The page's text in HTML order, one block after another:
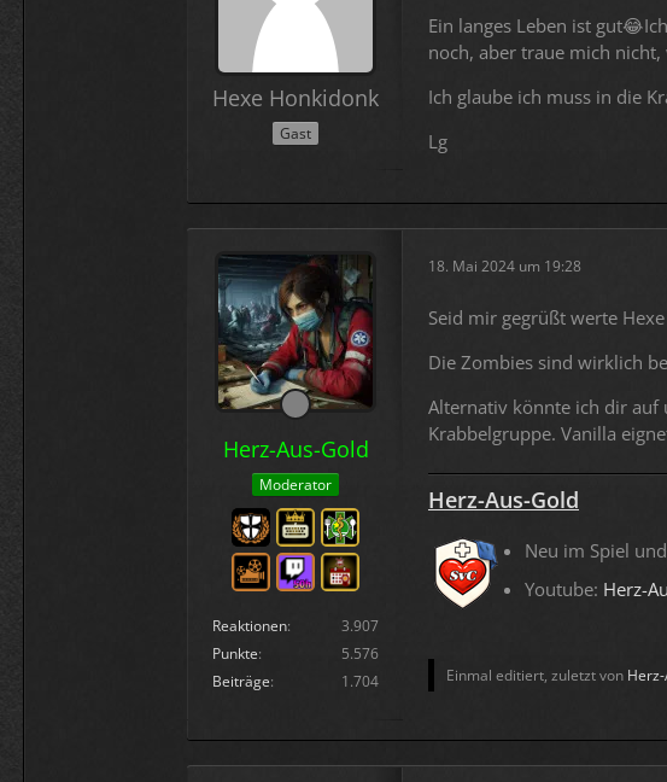
Hexe Honkidonk
Gast
Ein langes Leben ist
noch, aber traue mich nicht,
Ich glaube ich muss in die
Lg
Herz-Aus-Gold
Moderator
Reaktionen
3.907
Punkte
5.576
Beiträge
1.704
18. Mai 2024 um 19:28
Seid mir gegrüßt werte
Die Zombies sind wirklich
Alternativ könnte ich dir auf
Krabbelgruppe. Vanilla
Herz-Aus-Gold
Neu im Spiel
Youtube: Herz-
Einmal editiert, zuletzt von